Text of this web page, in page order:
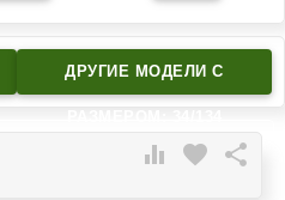
ДРУГИЕ МОДЕЛИ C
 favorite 